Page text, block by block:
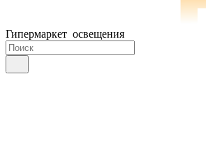
Гипермаркет освещения